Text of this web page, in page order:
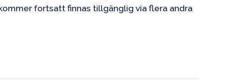
fortsatt finnas tillgänglig via flera andra